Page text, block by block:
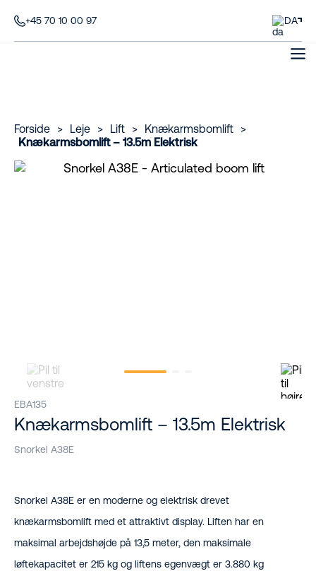
+45 70 10 00 97 DA
Forside > Leje > Lift > Knækarmsbomlift
>
Knækarmsbomlift – 13.5m Elektrisk
EBA135
Knækarmsbomlift – 13.5m Elektrisk
Snorkel A38E
Snorkel A38E er en moderne og elektrisk drevet
knækarmsbomlift med et attraktivt display. Liften har en
maksimal arbejdshøjde på 13,5 meter, den maksimale
løftekapacitet er 215 kg og liftens egenvægt er 3.880 kg